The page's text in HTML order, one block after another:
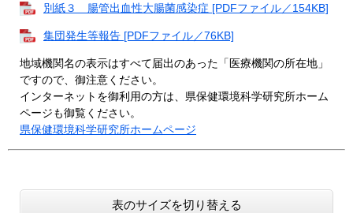
別紙３ 腸管出血性大腸菌感染症 [PDFファイル／154KB]
集団発生等報告 [PDFファイル／76KB]
地域機関名の表示はすべて届出のあった「医療機関の所在地」
ですので、御注意ください。
インターネットを御利用の方は、県保健環境科学研究所ホーム
ページも御覧ください。
県保健環境科学研究所ホームページ
表のサイズを切り替える